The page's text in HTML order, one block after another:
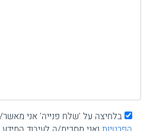
בלחיצה על 'שלח פנייה' אני